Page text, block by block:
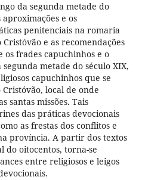
da segunda metade do
e os
penitenciais na romaria
Cristóvão e as recomendações
os frades capuchinhos e o
metade do século XIX,
capuchinhos que se
local de onde
santas missões. Tais
das práticas devocionais
as frestas dos conflitos e
província. A partir dos textos
do oitocentos, torna-se
entre religiosos e leigos